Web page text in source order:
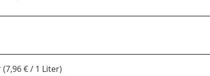
(7,96 € / 1 Liter)